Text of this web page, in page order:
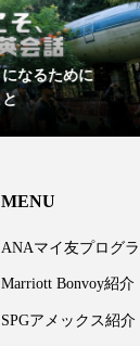
Facebook
プがA380
イング...
MENU
ANAマイ友プログ
Marriott Bonvoy紹介
SPGアメックス紹介